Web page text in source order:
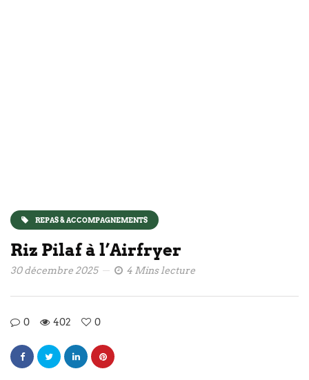
REPAS & ACCOMPAGNEMENTS
Riz Pilaf à l’Airfryer
30 décembre 2025 4 Mins lecture
0 402 0